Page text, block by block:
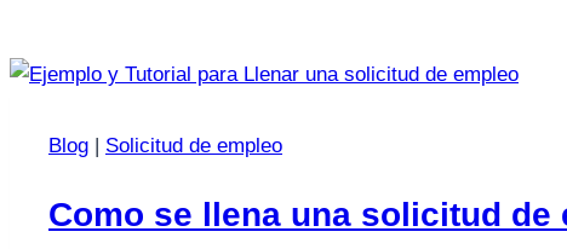
Blog | Solicitud de empleo
Como se llena una solicitud de